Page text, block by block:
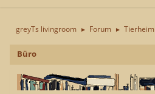
greyTs livingroom ► Forum ► Tierheim
Büro